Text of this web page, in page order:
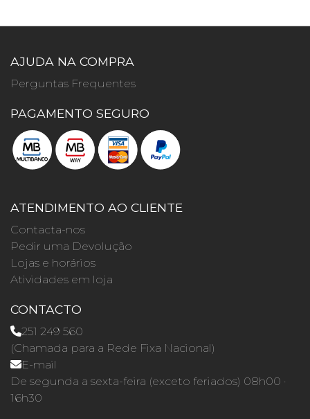
AJUDA NA COMPRA
Perguntas Frequentes
PAGAMENTO SEGURO
ATENDIMENTO AO CLIENTE
Contacta-nos
Pedir uma Devolução
Lojas e horários
Atividades em loja
CONTACTO
251 249 560
(Chamada para a Rede Fixa Nacional)
E-mail
De segunda a sexta-feira (exceto feriados) 08h00 ·
16h30